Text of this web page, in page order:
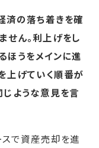
済の落ち着きを確
せん。利上げをし
ほうをメインに進
上げていく順番が
ような意見を言
スで資産売却を進